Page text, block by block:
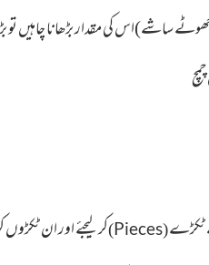
ساشے)اس کی مقدار بڑھانا چاہیں تو
(
Pieces
)کر لیجئے اور ان